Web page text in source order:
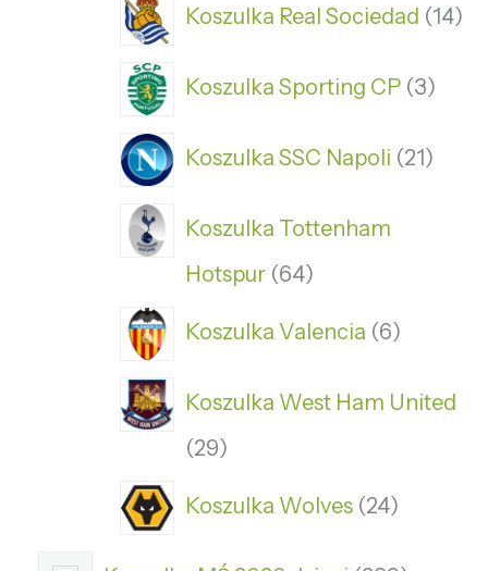
Koszulka Real Sociedad 14
Koszulka Sporting CP 3
Koszulka SSC Napoli 21
Koszulka Tottenham
Hotspur 64
Koszulka Valencia 6
Koszulka West Ham United
29
Koszulka Wolves 24